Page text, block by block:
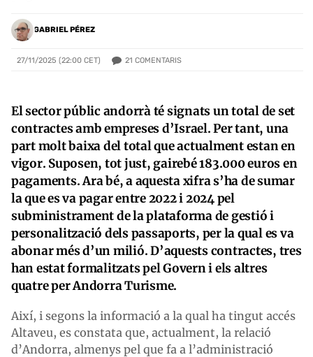
GABRIEL PÉREZ
27/11/2025 (22:00 CET) 21 COMENTARIS
El sector públic andorrà té signats un total de set
contractes amb empreses d’Israel. Per tant, una
part molt baixa del total que actualment estan en
vigor. Suposen, tot just, gairebé 183.000 euros en
pagaments. Ara bé, a aquesta xifra s’ha de sumar
la que es va pagar entre 2022 i 2024 pel
subministrament de la plataforma de gestió i
personalització dels passaports, per la qual es va
abonar més d’un milió. D’aquests contractes, tres
han estat formalitzats pel Govern i els altres
quatre per Andorra Turisme.
Així, i segons la informació a la qual ha tingut accés
Altaveu, es constata que, actualment, la relació
d’Andorra, almenys pel que fa a l’administració